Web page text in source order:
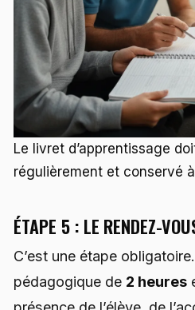
Le livret d’apprentissage
régulièrement et conservé
ÉTAPE 5 : LE RENDEZ-
C’est une étape
pédagogique de 2 heures